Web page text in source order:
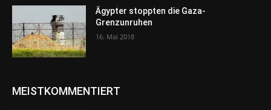
Ägypter stoppten die Gaza-
Grenzunruhen
16. Mai 2018
MEISTKOMMENTIERT